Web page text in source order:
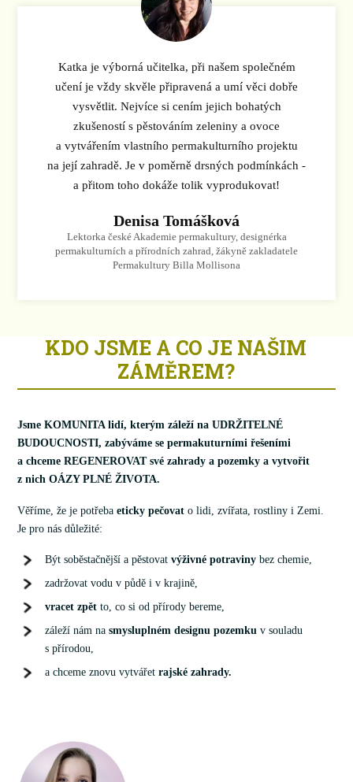
Katka je výborná učitelka, při našem společném
učení je vždy skvěle připravená a umí věci dobře
vysvětlit. Nejvíce si cením jejich bohatých
zkušeností s pěstováním zeleniny a ovoce
a vytvářením vlastního permakulturního projektu
na její zahradě. Je v poměrně drsných podmínkách -
a přitom toho dokáže tolik vyprodukovat!
Denisa Tomášková
Lektorka české Akademie permakultury, designérka
permakulturních a přírodních zahrad, žákyně zakladatele
Permakultury Billa Mollisona
KDO JSME A CO JE NAŠIM
ZÁMĚREM?
Jsme KOMUNITA lidí, kterým záleží na UDRŽITELNÉ
BUDOUCNOSTI, zabýváme se permakuturními řešeními
a chceme REGENEROVAT své zahrady a pozemky a vytvořit
z nich OÁZY PLNÉ ŽIVOTA.
Věříme, že je potřebaeticky pečovat o lidi, zvířata, rostliny i Zemi.
Je pro nás důležité:
Být soběstačnější a pěstovatvýživné potraviny bez chemie,
zadržovat vodu v půdě i v krajině,
vracet zpět to, co si od přírody bereme,
záleží nám nasmysluplném designu pozemku v souladu
s přírodou,
a chceme znovu vytvářetrajské zahrady.